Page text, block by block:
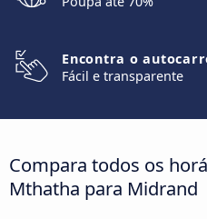
Encontra o
Fácil e transparente
Compara todos os
Mthatha para Midrand